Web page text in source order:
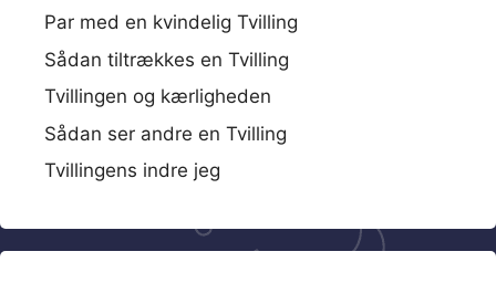
Par med en kvindelig Tvilling
Sådan tiltrækkes en Tvilling
Tvillingen og kærligheden
Sådan ser andre en Tvilling
Tvillingens indre jeg